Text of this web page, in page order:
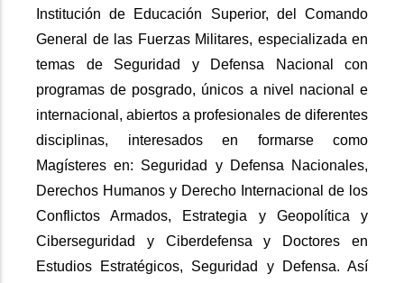
Institución de Educación Superior, del Comando
General de las Fuerzas Militares, especializada en
temas de Seguridad y Defensa Nacional con
programas de posgrado, únicos a nivel nacional e
internacional, abiertos a profesionales de diferentes
disciplinas, interesados en formarse como
Magísteres en: Seguridad y Defensa Nacionales,
Derechos Humanos y Derecho Internacional de los
Conflictos Armados, Estrategia y Geopolítica y
Ciberseguridad y Ciberdefensa y Doctores en
Estudios Estratégicos, Seguridad y Defensa. Así